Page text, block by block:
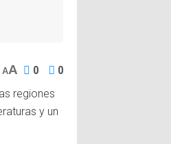
AA 0
0
regiones
y un